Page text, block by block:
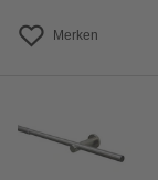
Merken